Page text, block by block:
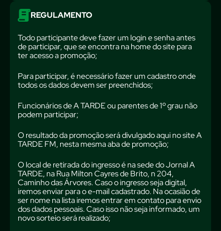
REGULAMENTO
Todo participante deve fazer um login e senha antes
de participar, que se encontra na home do site para
ter acesso a promoção;
Para participar, é necessário fazer um cadastro onde
todos os dados devem ser preenchidos;
Funcionários de A TARDE ou parentes de 1º grau não
podem participar;
O resultado da promoção será divulgado aqui no site A
TARDE FM, nesta mesma aba de promoção;
O local de retirada do ingresso é na sede do Jornal A
TARDE, na Rua Milton Cayres de Brito, n 204,
Caminho das Árvores. Caso o ingresso seja digital,
iremos enviar para o e-mail cadastrado. Na ocasião de
ser nome na lista iremos entrar em contato para envio
dos dados pessoais. Caso isso não seja informado, um
novo sorteio será realizado;